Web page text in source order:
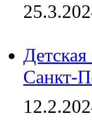
Санкт-